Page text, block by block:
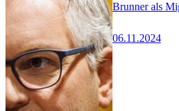
Brunner als
06.11.2024